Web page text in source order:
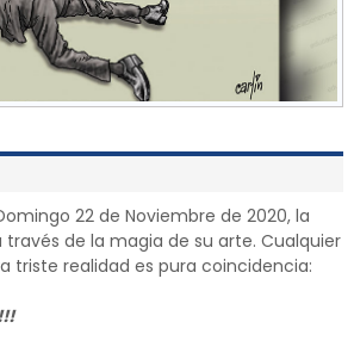
22 de Noviembre de 2020, la
de la magia de su arte. Cualquier
triste realidad es pura coincidencia: